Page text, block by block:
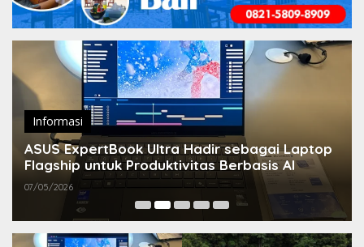
Informasi
ASUS ExpertBook Ultra Hadir sebagai Laptop
Flagship untuk Produktivitas Berbasis AI
07/05/2026